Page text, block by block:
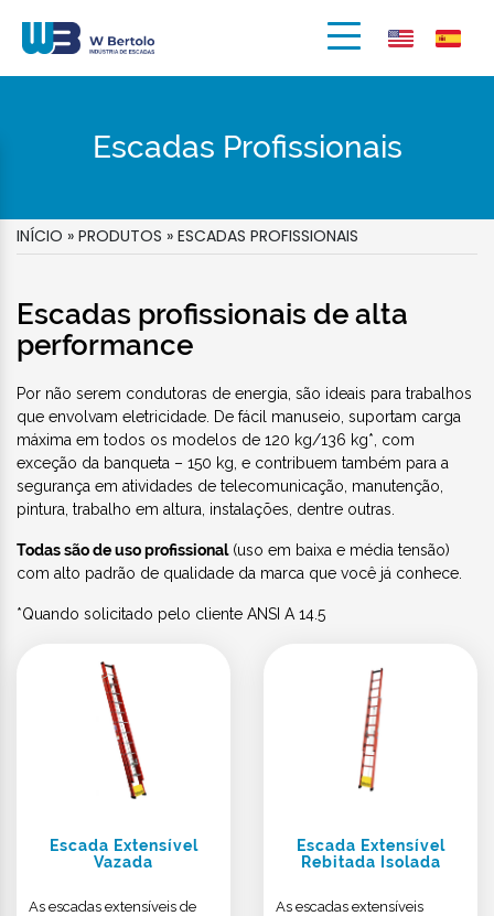
Escadas Profissionais
INÍCIO » PRODUTOS » ESCADAS PROFISSIONAIS
Escadas profissionais de alta
performance
Por não serem condutoras de energia, são ideais para trabalhos
que envolvam eletricidade. De fácil manuseio, suportam carga
máxima em todos os modelos de 120 kg/136 kg*, com
exceção da banqueta – 150 kg, e contribuem também para a
segurança em atividades de telecomunicação, manutenção,
pintura, trabalho em altura, instalações, dentre outras.
Todas são de uso profissional(uso em baixa e média tensão)
com alto padrão de qualidade da marca que você já conhece.
*Quando solicitado pelo cliente ANSI A 14.5
Escada Extensível
Vazada
As escadas extensíveis de
Escada Extensível
Rebitada Isolada
As escadas extensíveis